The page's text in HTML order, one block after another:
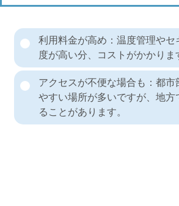
利用料金が高め：温度管理やセ
度が高い分、コストがかかりま
アクセスが不便な場合も：都市
やすい場所が多いですが、地方
ることがあります。